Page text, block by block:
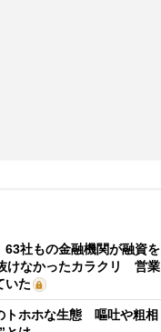
63社もの金融機関が融資を
けなかったカラクリ 営業
いた
トホホな生態 嘔吐や粗相